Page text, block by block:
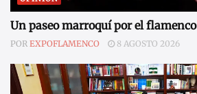
Un paseo marroquí por el flamenco
POR EXPOFLAMENCO 8 AGOSTO 2026